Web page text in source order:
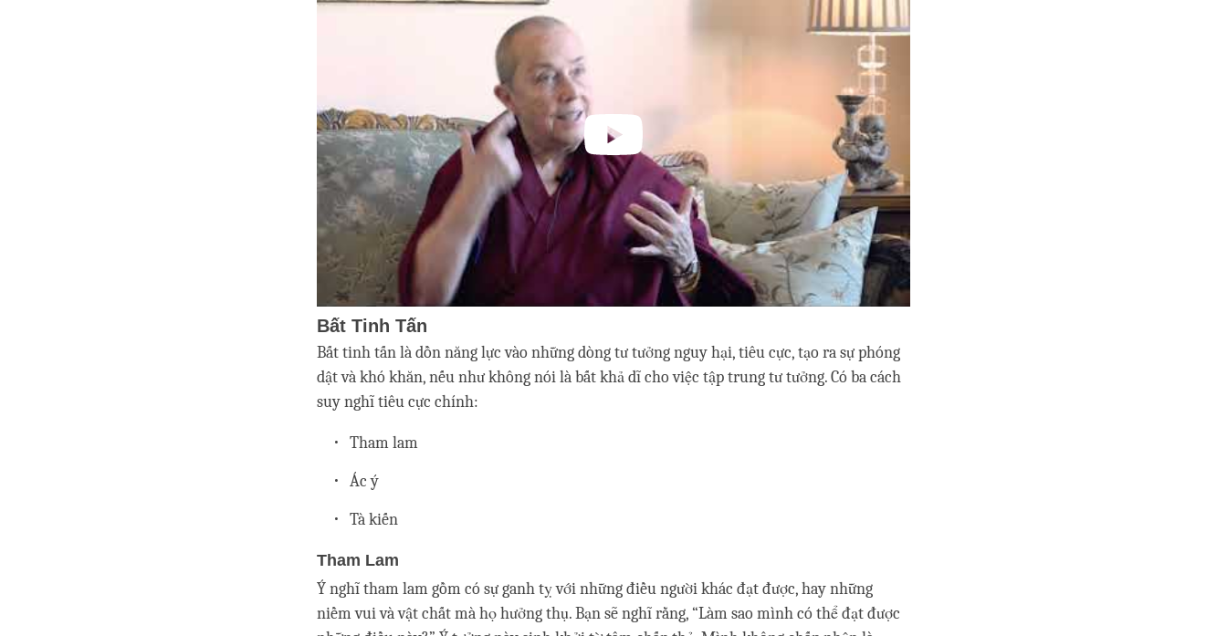
Bất Tinh Tấn
Bất tinh tấn là dồn năng lực vào những dòng tư tưởng nguy hại, tiêu cực, tạo ra sự phóng
dật và khó khăn, nếu như không nói là bất khả dĩ cho việc tập trung tư tưởng. Có ba cách
suy nghĩ tiêu cực chính:
Tham lam
Ác ý
Tà kiến
Tham Lam
Ý nghĩ tham lam gồm có sự ganh tỵ với những điều người khác đạt được, hay những
niềm vui và vật chất mà họ hưởng thụ. Bạn sẽ nghĩ rằng, “Làm sao mình có thể đạt được